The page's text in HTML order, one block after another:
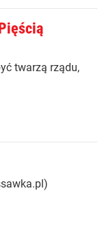
twarzą rządu,